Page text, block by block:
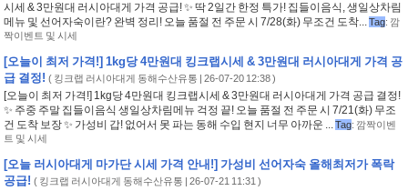
시세 & 3만원대 러시아대게 가격 공급! ✨ 딱 2일간 한정 특가! 집들이음식, 생일상차림
메뉴 및 선어자숙이란? 완벽 정리! 오늘 품절 전 주문 시 7/28(화) 무조건 도착...Tag: 깜
짝이벤트 및 시세
[오늘이 최저 가격!] 1kg당 4만원대 킹크랩시세 & 3만원대 러시아대게 가격 공
급 결정! ( 킹크랩 러시아대게 동해수산유통 | 26-07-20 12:38 )
[오늘이 최저 가격!] 1kg당 4만원대 킹크랩시세 & 3만원대 러시아대게 가격 공급 결정!
✨ 주중 주말 집들이음식 생일상차림메뉴 걱정 끝! 오늘 품절 전 주문 시 7/21(화) 무조
건 도착 보장 ✨ 가성비 갑! 없어서 못 파는 동해 수입 현지 너무 아까운 ...Tag: 깜짝이벤
트 및 시세
[오늘 러시아대게 마가단 시세 가격 안내!] 가성비 선어자숙 올해최저가 폭락
공급! ( 킹크랩 러시아대게 동해수산유통 | 26-07-21 11:31 )